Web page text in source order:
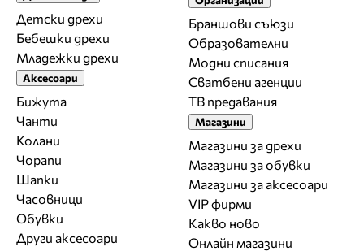
Детски дрехи
Бебешки дрехи
Младежки дрехи
Аксесоари
Бижута
Чанти
Колани
Чорапи
Шапки
Часовници
Обувки
Други аксесоари
Браншови съюзи
Образователни
Модни списания
Сватбени агенции
ТВ предавания
Магазини
Магазини за дрехи
Магазини за обувки
Магазини за aксесоари
VIP фирми
Какво ново
Онлайн магазини